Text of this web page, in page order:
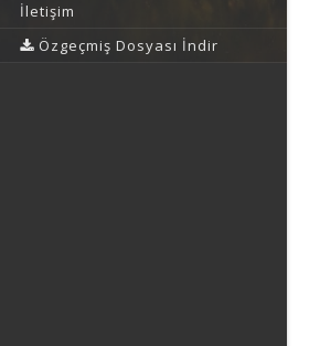
İletişim
Özgeçmiş Dosyası İndir